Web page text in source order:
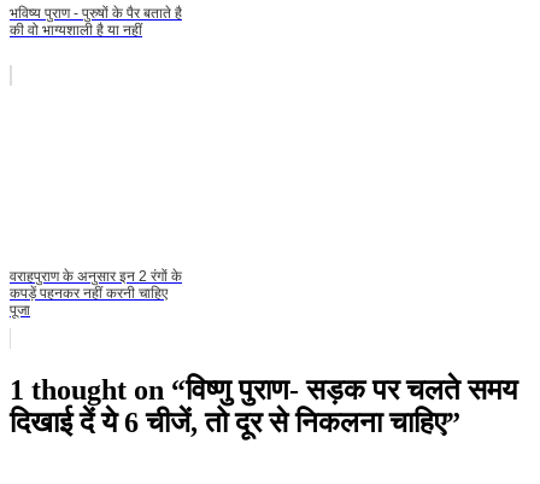
भविष्य पुराण - पुरुषों के पैर बताते है
की वो भाग्यशाली है या नहीं
वराहपुराण के अनुसार इन 2 रंगों के
कपड़ें पहनकर नहीं करनी चाहिए
पूजा
1 thought on “विष्णु पुराण- सड़क पर चलते समय
दिखाई दें ये 6 चीजें, तो दूर से निकलना चाहिए”